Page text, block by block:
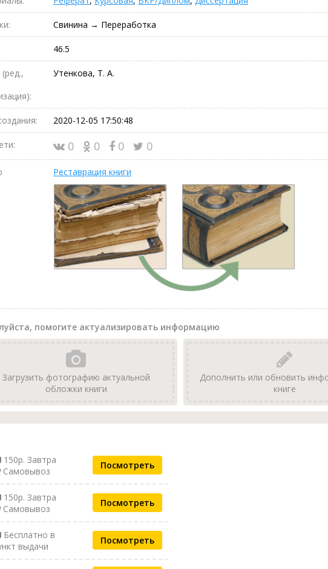
Свинина → Переработка
46.5
Утенкова, Т. А.
2020-12-05 17:50:48
0 0 0 0
Реставрация книги
помогите актуализировать информацию
Загрузить фотографию актуальной
обложки книги
Дополнить или обновить
книге
150р. Завтра
Самовывоз
Посмотреть
150р. Завтра
Самовывоз
Посмотреть
Бесплатно в
выдачи
Посмотреть